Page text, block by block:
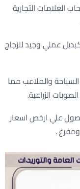
العلامات التجارية
عملي وجيد للزجاج
والملاعب مما
الزراعية.
علي ارخص اسعار
.